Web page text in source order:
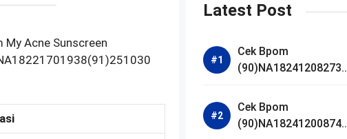
My Acne Sunscreen
Latest Post
Cek Bpom
(90)NA18241208273
Bright Radiance Face
Wash
Cek Bpom
(90)NA18241200874